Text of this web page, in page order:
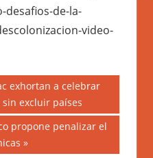
desafios-de-la-
video-
exhortan a celebrar
excluir países
propone penalizar el